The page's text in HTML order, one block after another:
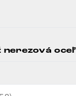
nerezová oceľ